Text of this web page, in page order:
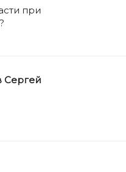
при
Сергей